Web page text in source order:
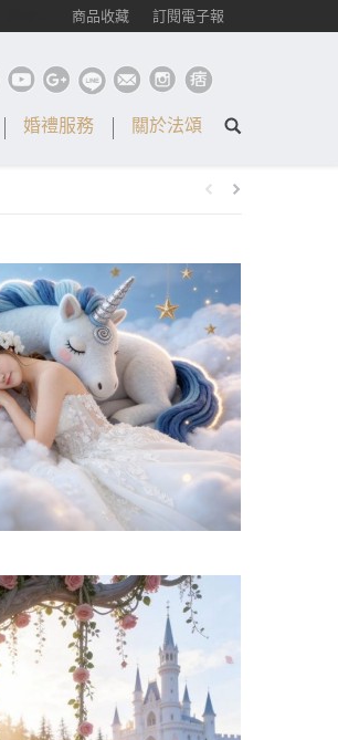
商品收藏 訂閱電子報
婚禮服務 關於法頌